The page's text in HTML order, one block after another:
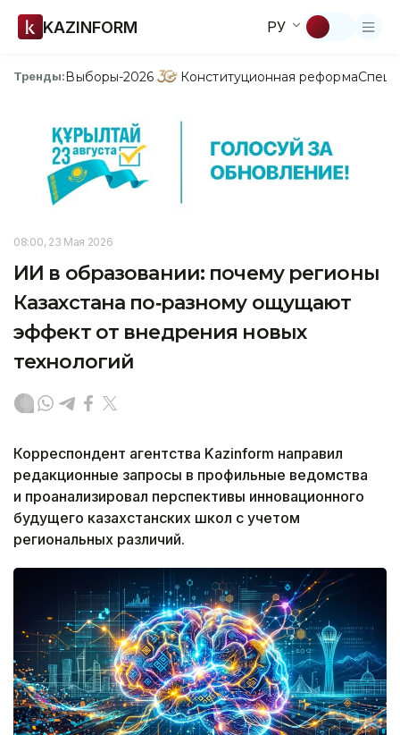
KAZINFORM РУ
Тренды:Выборы-2026 Конституционная реформа
08:00, 23 Мая 2026
ИИ в образовании: почему регионы
Казахстана по‑разному ощущают
эффект от внедрения новых
технологий
Корреспондент агентства Kazinform направил
редакционные запросы в профильные ведомства
и проанализировал перспективы инновационного
будущего казахстанских школ с учетом
региональных различий.